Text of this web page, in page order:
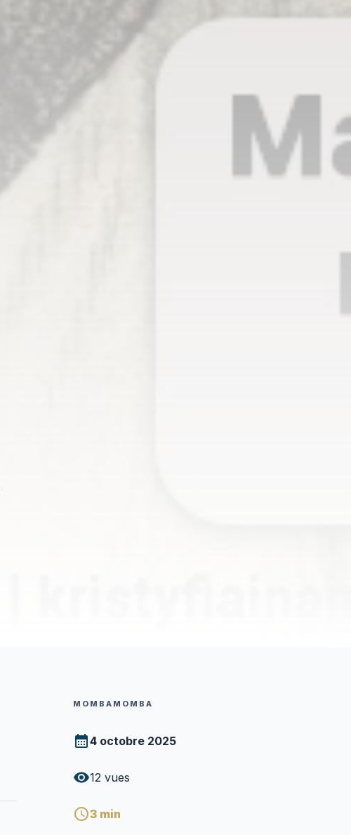
MOMBAMOMBA
4 octobre 2025
12 vues
3 min